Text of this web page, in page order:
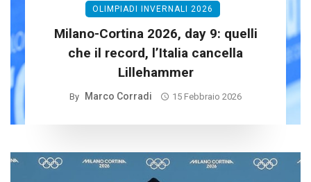
OLIMPIADI INVERNALI 2026
Milano-Cortina 2026, day 9: quelli
che il record, l’Italia cancella
Lillehammer
By Marco Corradi 15 Febbraio 2026